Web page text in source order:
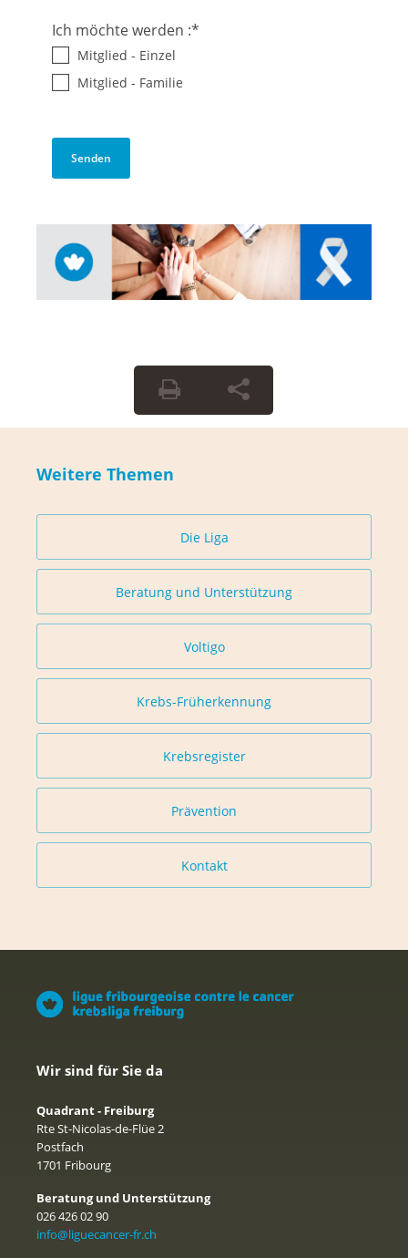
Ich möchte werden :*
Mitglied - Einzel
Mitglied - Familie
Weitere Themen
Die Liga
Beratung und Unterstützung
Voltigo
Krebs-Früherkennung
Krebsregister
Prävention
Kontakt
Wir sind für Sie da
Quadrant - Freiburg
Rte St-Nicolas-de-Flüe 2
Postfach
1701 Fribourg
Beratung und Unterstützung
026 426 02 90
info@liguecancer-fr.ch